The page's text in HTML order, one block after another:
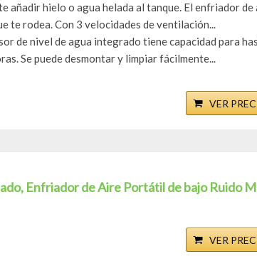
añadir hielo o agua helada al tanque. El enfriador
te rodea. Con 3 velocidades de ventilación...
de nivel de agua integrado tiene capacidad para
Se puede desmontar y limpiar fácilmente...
VER
Enfriador de Aire Portátil de bajo Ruido
VER